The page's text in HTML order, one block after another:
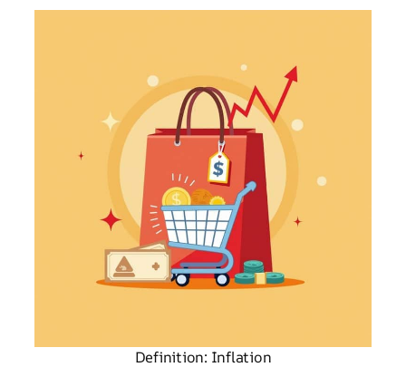
Definition: Inflation